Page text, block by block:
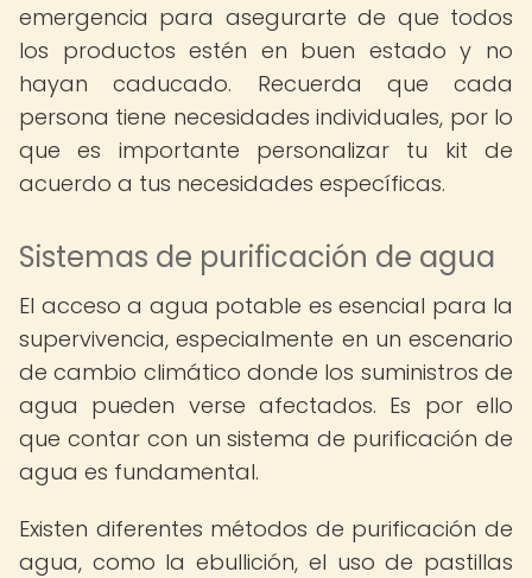
emergencia para asegurarte de que todos
los productos estén en buen estado y no
hayan caducado. Recuerda que cada
persona tiene necesidades individuales, por lo
que es importante personalizar tu kit de
acuerdo a tus necesidades específicas.
Sistemas de purificación de agua
El acceso a agua potable es esencial para la
supervivencia, especialmente en un escenario
de cambio climático donde los suministros de
agua pueden verse afectados. Es por ello
que contar con un sistema de purificación de
agua es fundamental.
Existen diferentes métodos de purificación de
agua, como la ebullición, el uso de pastillas